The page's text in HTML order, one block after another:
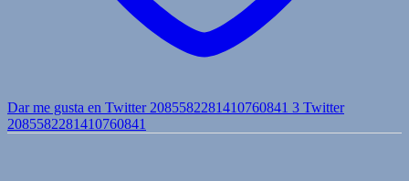
Dar me gusta en Twitter 2085582281410760841 3 Twitter
2085582281410760841